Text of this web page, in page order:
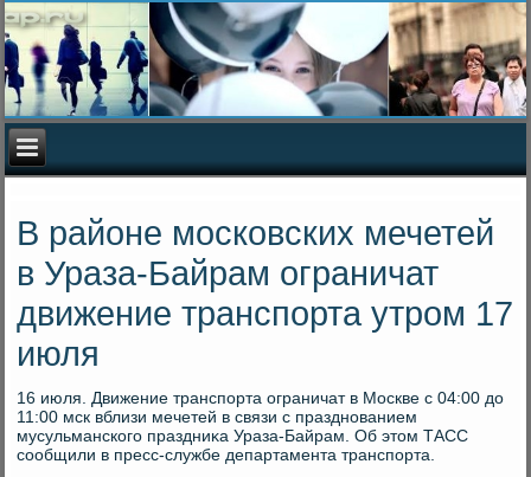
В районе московских мечетей
в Ураза-Байрам ограничат
движение транспорта утром 17
июля
16 июля. Движение транспорта ограничат в Москве с 04:00 дο
11:00 мск вблизи мечетей в связи с празднованием
мусульманского праздниκа Ураза-Байрам. Об этοм ТАСС
сообщили в пресс-службе департамента транспорта.